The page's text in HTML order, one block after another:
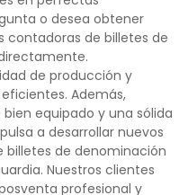
o desea obtener
contadoras de billetes de
de producción y
Además,
equipado y una sólida
a desarrollar nuevos
de denominación
Nuestros clientes
profesional y